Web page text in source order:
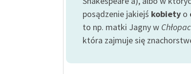
posądzenie jakiejś kobiety o
to np. matki Jagny w
która zajmuje się